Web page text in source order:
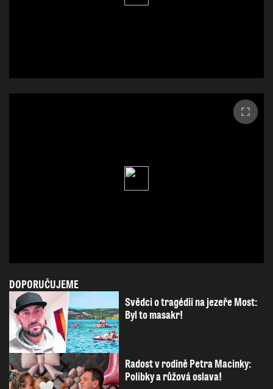
DOPORUČUJEME
Svědci o tragédii na jezeře Most:
Byl to masakr!
Radost v rodině Petra Macinky:
Polibky a růžová oslava!